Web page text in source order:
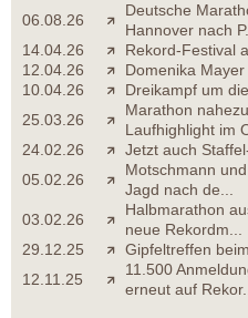
06.08.26
Deutsche
Hannover nach
14.04.26
Rekord-Festival
12.04.26
Domenika
10.04.26
Dreikampf um
25.03.26
Marathon
Laufhighlight im
24.02.26
Jetzt auch
05.02.26
Motschmann
Jagd nach de...
03.02.26
Halbmarathon
neue Rekordm...
29.12.25
Gipfeltreffen
12.11.25
11.500
erneut auf